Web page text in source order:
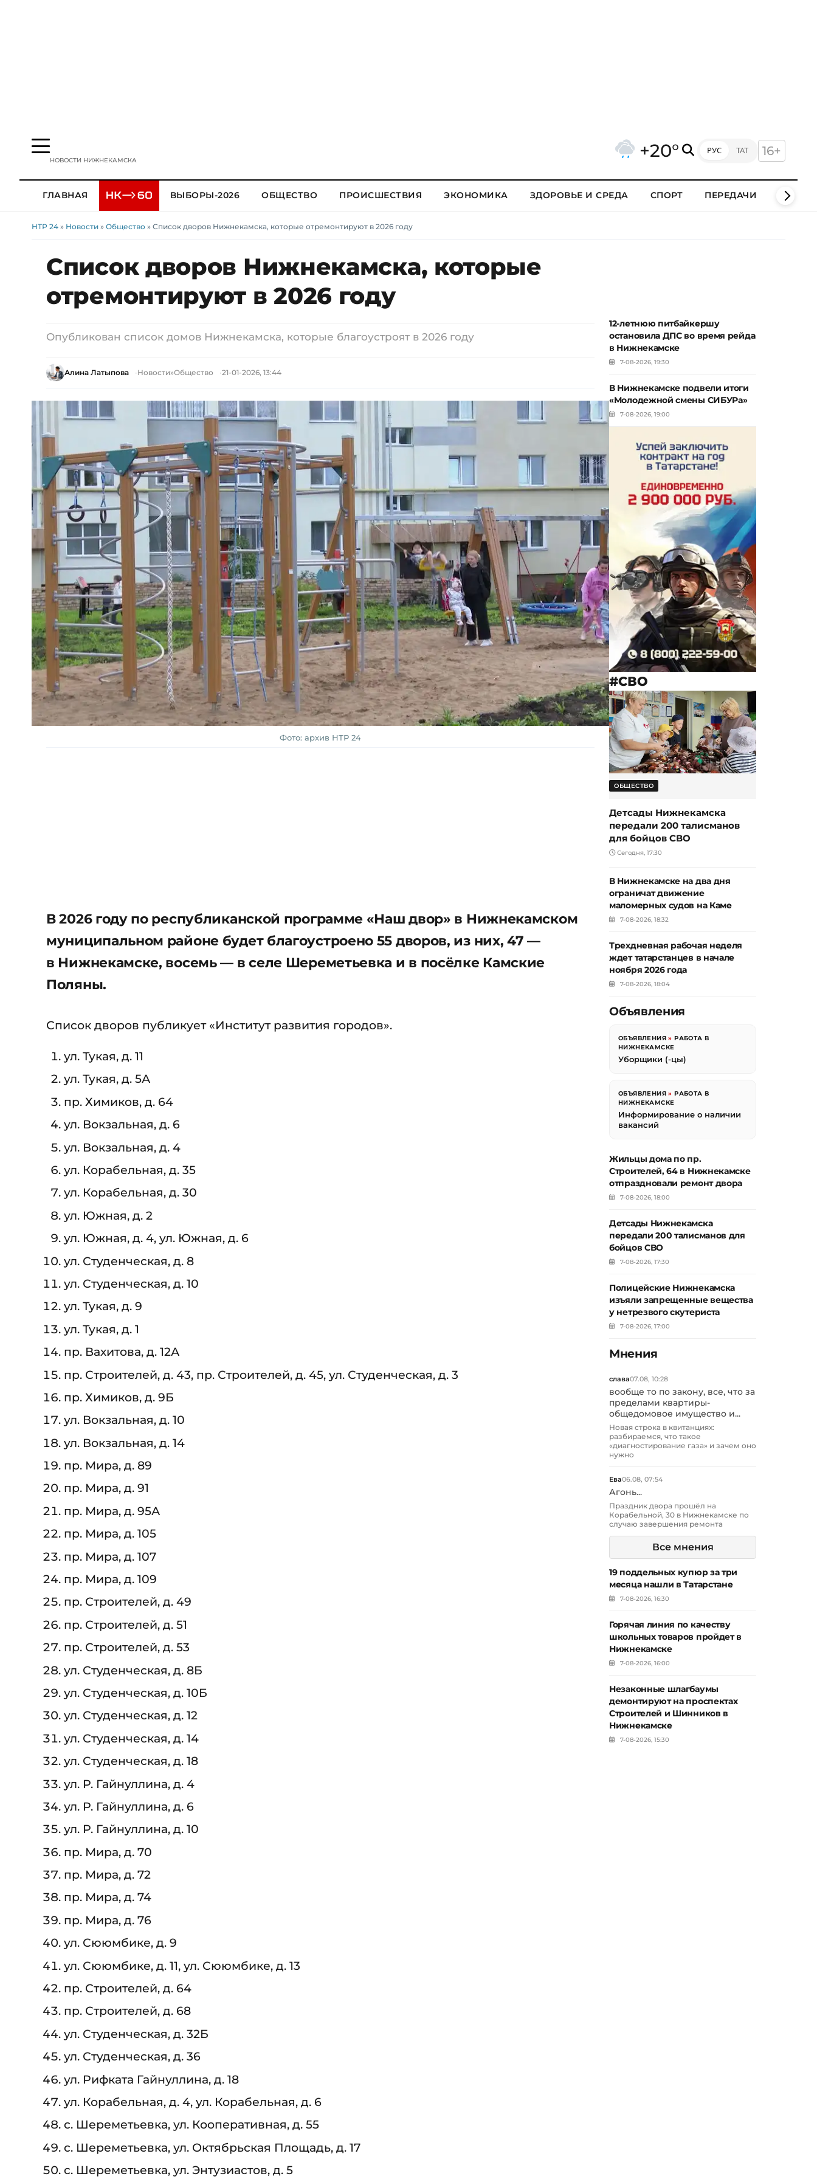
НОВОСТИ НИЖНЕКАМСКА +20° РУС ТАТ 16+
ГЛАВНАЯ ВЫБОРЫ-2026 ОБЩЕСТВО ПРОИСШЕСТВИЯ ЭКОНОМИКА ЗДОРОВЬЕ И СРЕДА СПОРТ ПЕРЕДАЧИ КЛИПЫ
НТР 24 » Новости » Общество » Список дворов Нижнекамска, которые отремонтируют в 2026 году
Список дворов Нижнекамска, которые
отремонтируют в 2026 году
Опубликован список домов Нижнекамска, которые благоустроят в 2026 году
Алина Латыпова Новости»Общество 21-01-2026, 13:44
Фото: архив НТР 24
В 2026 году по республиканской программе «Наш двор» в Нижнекамском
муниципальном районе будет благоустроено 55 дворов, из них, 47 —
в Нижнекамске, восемь — в селе Шереметьевка и в посёлке Камские
Поляны.
Список дворов публикует «Институт развития городов».
ул. Тукая, д. 11
ул. Тукая, д. 5А
пр. Химиков, д. 64
ул. Вокзальная, д. 6
ул. Вокзальная, д. 4
ул. Корабельная, д. 35
ул. Корабельная, д. 30
ул. Южная, д. 2
ул. Южная, д. 4, ул. Южная, д. 6
ул. Студенческая, д. 8
ул. Студенческая, д. 10
ул. Тукая, д. 9
ул. Тукая, д. 1
пр. Вахитова, д. 12А
пр. Строителей, д. 43, пр. Строителей, д. 45, ул. Студенческая, д. 3
пр. Химиков, д. 9Б
ул. Вокзальная, д. 10
ул. Вокзальная, д. 14
пр. Мира, д. 89
пр. Мира, д. 91
пр. Мира, д. 95А
пр. Мира, д. 105
пр. Мира, д. 107
пр. Мира, д. 109
пр. Строителей, д. 49
пр. Строителей, д. 51
пр. Строителей, д. 53
ул. Студенческая, д. 8Б
ул. Студенческая, д. 10Б
ул. Студенческая, д. 12
ул. Студенческая, д. 14
ул. Студенческая, д. 18
ул. Р. Гайнуллина, д. 4
ул. Р. Гайнуллина, д. 6
ул. Р. Гайнуллина, д. 10
пр. Мира, д. 70
пр. Мира, д. 72
пр. Мира, д. 74
пр. Мира, д. 76
ул. Сююмбике, д. 9
ул. Сююмбике, д. 11, ул. Сююмбике, д. 13
пр. Строителей, д. 64
пр. Строителей, д. 68
ул. Студенческая, д. 32Б
ул. Студенческая, д. 36
ул. Рифката Гайнуллина, д. 18
ул. Корабельная, д. 4, ул. Корабельная, д. 6
с. Шереметьевка, ул. Кооперативная, д. 55
с. Шереметьевка, ул. Октябрьская Площадь, д. 17
с. Шереметьевка, ул. Энтузиастов, д. 5
12-летнюю питбайкершу
остановила ДПС во время рейда
в Нижнекамске
7-08-2026, 19:30
В Нижнекамске подвели итоги
«Молодежной смены СИБУРа»
7-08-2026, 19:00
#СВО
ОБЩЕСТВО
Детсады Нижнекамска
передали 200 талисманов
для бойцов СВО
Сегодня, 17:30
В Нижнекамске на два дня
ограничат движение
маломерных судов на Каме
7-08-2026, 18:32
Трехдневная рабочая неделя
ждет татарстанцев в начале
ноября 2026 года
7-08-2026, 18:04
Объявления
ОБЪЯВЛЕНИЯ »РАБОТА В
НИЖНЕКАМСКЕ
Уборщики (-цы)
ОБЪЯВЛЕНИЯ »РАБОТА В
НИЖНЕКАМСКЕ
Информирование о наличии
вакансий
Жильцы дома по пр.
Строителей, 64 в Нижнекамске
отпраздновали ремонт двора
7-08-2026, 18:00
Детсады Нижнекамска
передали 200 талисманов для
бойцов СВО
7-08-2026, 17:30
Полицейские Нижнекамска
изъяли запрещенные вещества
у нетрезвого скутериста
7-08-2026, 17:00
Мнения
слава07.08, 10:28
вообще то по закону, все, что за
пределами квартиры-
общедомовое имущество и...
Новая строка в квитанциях:
разбираемся, что такое
«диагностирование газа» и зачем оно
нужно
Ева06.08, 07:54
Агонь...
Праздник двора прошёл на
Корабельной, 30 в Нижнекамске по
случаю завершения ремонта
Все мнения
19 поддельных купюр за три
месяца нашли в Татарстане
7-08-2026, 16:30
Горячая линия по качеству
школьных товаров пройдет в
Нижнекамске
7-08-2026, 16:00
Незаконные шлагбаумы
демонтируют на проспектах
Строителей и Шинников в
Нижнекамске
7-08-2026, 15:30